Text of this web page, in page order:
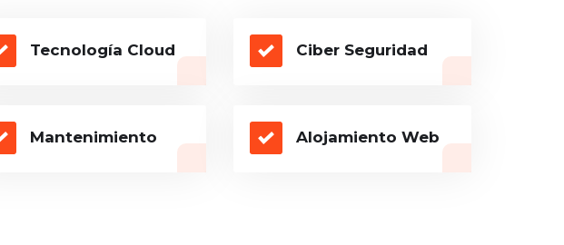
Tecnología Cloud
Mantenimiento
Ciber Seguridad
Alojamiento Web